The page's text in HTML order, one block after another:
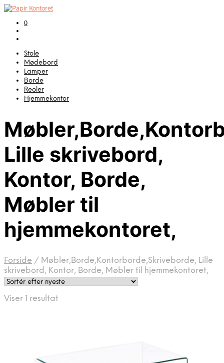
0
Stole
Mødebord
Lamper
Borde
Reoler
Hjemmekontor
Lille skrivebord,
Kontor, Borde,
Møbler til
hjemmekontoret,
Forside / Møbler,Borde,Kontorborde,Skriveborde, Lille
skrivebord, Kontor, Borde, Møbler til hjemmekontoret,
Viser 1 resultat